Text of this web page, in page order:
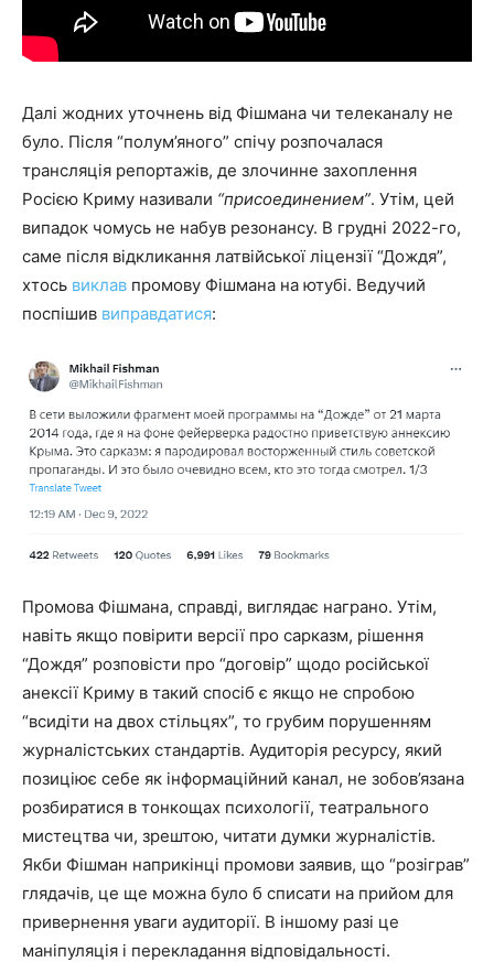
Далі жодних уточнень від Фішмана чи телеканалу не
було. Після “полум’яного” спічу розпочалася
трансляція репортажів, де злочинне захоплення
Росією Криму називали “присоединением”. Утім, цей
випадок чомусь не набув резонансу. В грудні 2022-го,
саме після відкликання латвійської ліцензії “Дождя”,
хтось виклав промову Фішмана на ютубі. Ведучий
поспішив виправдатися:
Промова Фішмана, справді, виглядає награно. Утім,
навіть якщо повірити версії про сарказм, рішення
“Дождя” розповісти про “договір” щодо російської
анексії Криму в такий спосіб є якщо не спробою
“всидіти на двох стільцях”, то грубим порушенням
журналістських стандартів. Аудиторія ресурсу, який
позиціює себе як інформаційний канал, не зобов’язана
розбиратися в тонкощах психології, театрального
мистецтва чи, зрештою, читати думки журналістів.
Якби Фішман наприкінці промови заявив, що “розіграв”
глядачів, це ще можна було б списати на прийом для
привернення уваги аудиторії. В іншому разі це
маніпуляція і перекладання відповідальності.